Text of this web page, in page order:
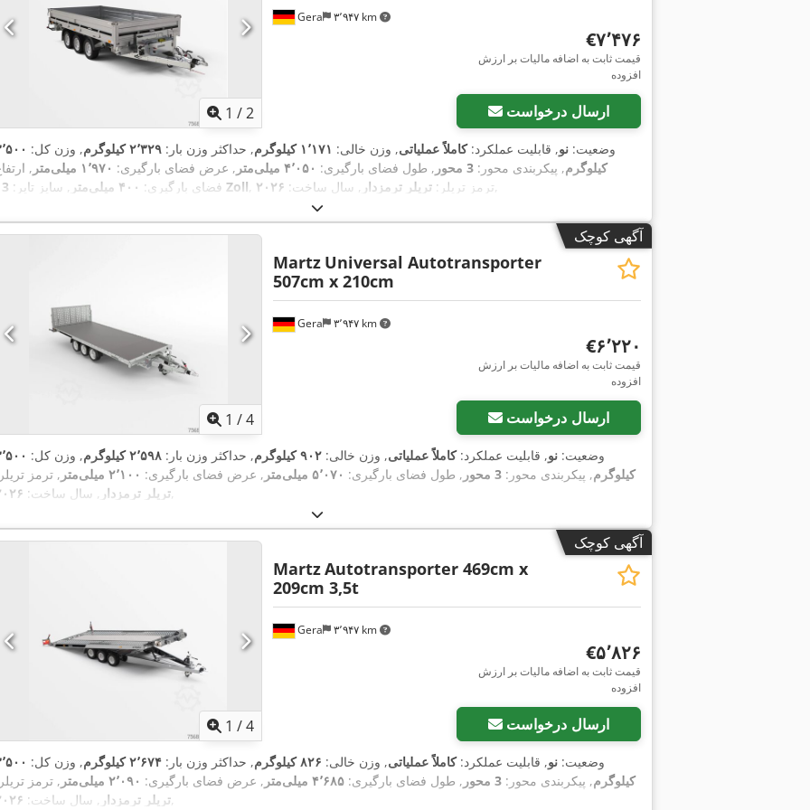
درخواست تصاویر بیشتر
1 /2
Gera ۳٬۹۴۷ km
‎€۷٬۴۷۶
قیمت ثابت به اضافه مالیات بر ارزش
افزوده
ارسال درخواست
وضعیت: نو, قابلیت عملکرد:کاملاً عملیاتی, وزن خالی: ۱٬۱۷۱ کیلوگرم , حداکثر وزن بار: ۲٬۳۲۹ کیلوگرم , وزن کل:
کیلوگرم, پیکربندی محور: 3 محور , طول فضای بارگیری: ۴٬۰۵۰ میلی‌متر , عرض فضای بارگیری: ۱٬۹۷۰ میلی‌متر
,
فضای بارگیری: ۴۰۰ میلی‌متر , سایز تایر: 13 Zoll , ترمز تریلر: تریلر ترمزدار , سال ساخت: ۲۰۲۶ ,
آگهی کوچک
1 /4
Gera ۳٬۹۴۷ km
Martz Universal Autotransporter
507cm x 210cm
‎€۶٬۲۲۰
قیمت ثابت به اضافه مالیات بر ارزش
افزوده
ارسال درخواست
وضعیت: نو, قابلیت عملکرد:کاملاً عملیاتی, وزن خالی: ۹۰۲ کیلوگرم , حداکثر وزن بار: ۲٬۵۹۸ کیلوگرم , وزن کل:
کیلوگرم, پیکربندی محور: 3 محور , طول فضای بارگیری: ۵٬۰۷۰ میلی‌متر , عرض فضای بارگیری: ۲٬۱۰۰ میلی‌متر
, ترمز
تریلر ترمزدار , سال ساخت: ,
آگهی کوچک
1 /4
Gera ۳٬۹۴۷ km
MartzAutotransporter 469cm x
209cm 3,5t
‎€۵٬۸۲۶
قیمت ثابت به اضافه مالیات بر ارزش
افزوده
ارسال درخواست
وضعیت: نو, قابلیت عملکرد:کاملاً عملیاتی, وزن خالی: ۸۲۶ کیلوگرم , حداکثر وزن بار: ۲٬۶۷۴ کیلوگرم , وزن کل:
کیلوگرم, پیکربندی محور: 3 محور , طول فضای بارگیری: ۴٬۶۸۵ میلی‌متر , عرض فضای بارگیری: ۲٬۰۹۰ میلی‌متر
, ترمز
تریلر ترمزدار , سال ساخت: ,